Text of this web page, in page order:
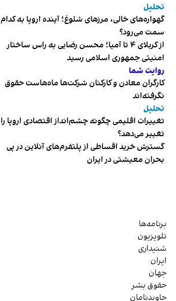
تحلیل
گهواره‌های خالی، مرزهای شلوغ؛ آینده اروپا به کدام
سمت می‌رود؟
از کربلای ۴ تا آمیا؛ محسن رضایی به راس ساختار
امنیتی جمهوری اسلامی رسید
روایت شما
کارگران معادن و کارکنان شرکت‌ها ماه‌هاست حقوق
نگرفته‌اند
تحلیل
تغییرات اقلیمی چگونه چشم‌انداز اقتصادی اروپا را
تغییر می‌دهد؟
گسترش خرید اقساطی از پلتفرم‌های آنلاین در پی
بحران معیشتی در ایران
برنامه‌ها
تلویزیون
شنیداری
ایران
جهان
حقوق بشر
جاویدنامان